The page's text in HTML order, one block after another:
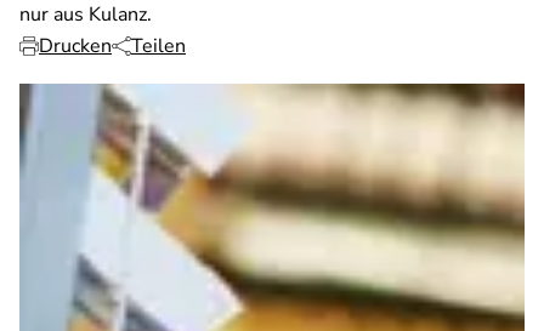
nur aus Kulanz.
Drucken
Teilen